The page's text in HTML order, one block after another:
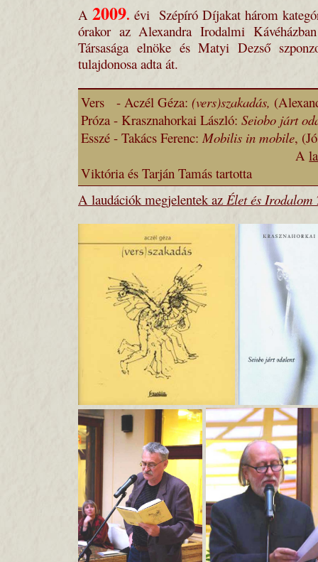
A 2009. évi Szépíró Díjakat három
órakor az Alexandra Irodalmi
Társasága elnöke és Matyi Dezső
tulajdonosaadta át.
Vers - Aczél Géza: (vers)szakadás,
Próza - Krasznahorkai László: Seiobo járt
Esszé - Takács Ferenc: Mobilis in mobile,
A
Viktória és Tarján Tamás tartotta
A laudációk megjelentek az Élet és Irodalom